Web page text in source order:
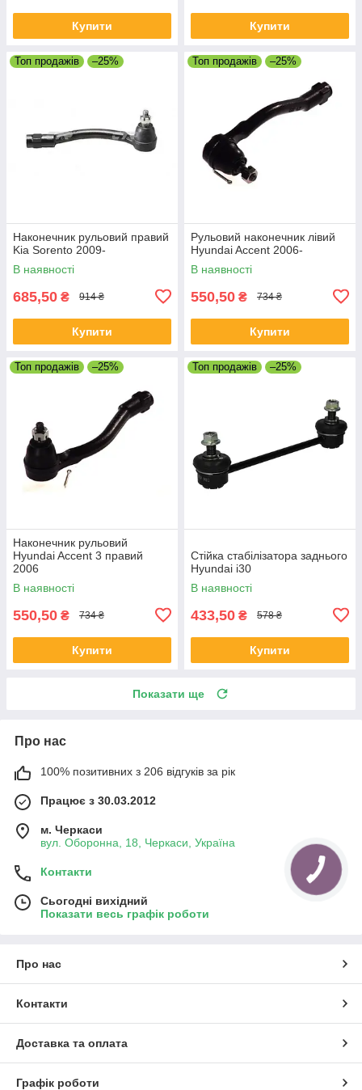
Купити Купити
Топ продажів –25%
Наконечник рульовий правий
Kia Sorento 2009-
В наявності
685,50 ₴ 914 ₴
Купити
Топ продажів –25%
Рульовий наконечник лівий
Hyundai Accent 2006-
В наявності
550,50 ₴ 734 ₴
Купити
Топ продажів –25%
Наконечник рульовий
Hyundai Accent 3 правий
2006
В наявності
550,50 ₴ 734 ₴
Купити
Топ продажів –25%
Стійка стабілізатора заднього
Hyundai i30
В наявності
433,50 ₴ 578 ₴
Купити
Показати ще
Про нас
100% позитивних з 206 відгуків за рік
Працює з 30.03.2012
м. Черкаси
вул. Оборонна, 18, Черкаси, Україна
Контакти
Сьогодні вихідний
Показати весь графік роботи
Про нас
Контакти
Доставка та оплата
Графік роботи